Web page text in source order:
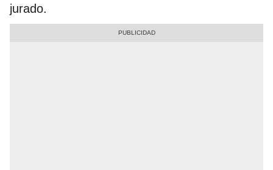
jurado.